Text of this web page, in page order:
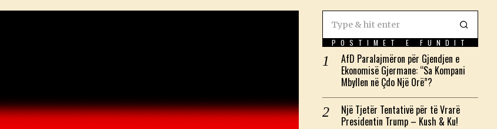
POSTIMET E FUNDIT
AfD Paralajmëron për Gjendjen e
Ekonomisë Gjermane: “Sa Kompani
Mbyllen në Çdo Një Orë”?
Një Tjetër Tentativë për të Vrarë
Presidentin Trump – Kush & Ku!